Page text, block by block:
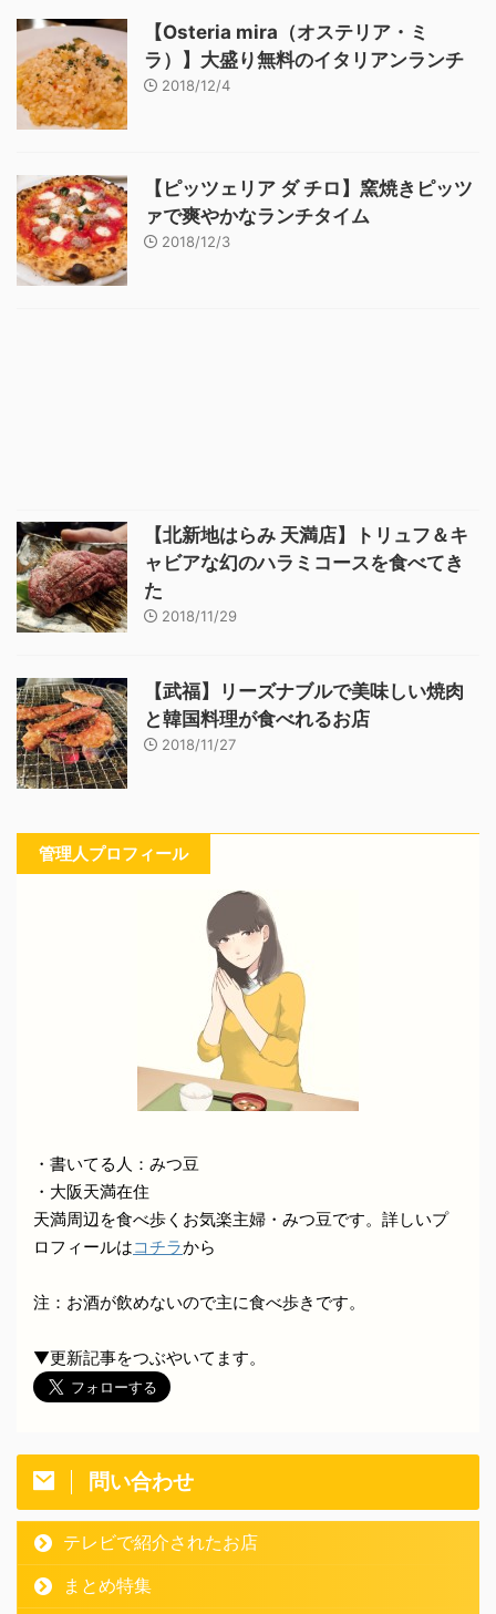
【Osteria mira（オステリア・ミ
ラ）】大盛り無料のイタリアンランチ
2018/12/4
【ピッツェリア ダ チロ】窯焼きピッツ
ァで爽やかなランチタイム
2018/12/3
【北新地はらみ 天満店】トリュフ＆キ
ャビアな幻のハラミコースを食べてき
た
2018/11/29
【武福】リーズナブルで美味しい焼肉
と韓国料理が食べれるお店
2018/11/27
管理人プロフィール
・書いてる人：みつ豆
・大阪天満在住
天満周辺を食べ歩くお気楽主婦・みつ豆です。詳しいプ
ロフィールはコチラから
注：お酒が飲めないので主に食べ歩きです。
▼更新記事をつぶやいてます。
問い合わせ
テレビで紹介されたお店
まとめ特集